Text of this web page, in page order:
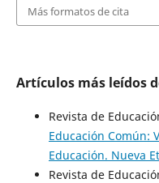
Más formatos de cita
Artículos más leídos
Revista de
Educación Común:
Educación. Nueva
Revista de